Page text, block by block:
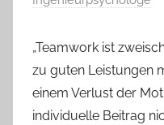
„Teamwork ist
zu guten Leistungen
einem Verlust der
individuelle Beitrag